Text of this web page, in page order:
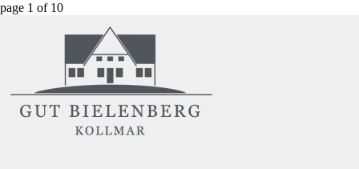
page 1 of 10